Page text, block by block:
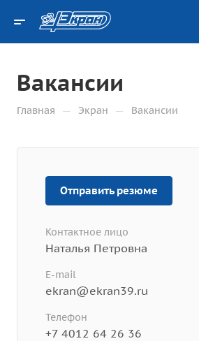
Вакансии
Главная — Экран — Вакансии
Отправить резюме
Контактное лицо
Наталья Петровна
E-mail
ekran@ekran39.ru
Телефон
+7 4012 64 26 36